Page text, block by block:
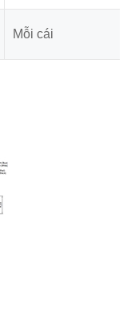
Mỗi cái